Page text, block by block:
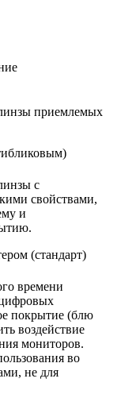
приемлемых
с
свойствами,
и
(стандарт)
времени
покрытие (блю
воздействие
мониторов.
во
не для